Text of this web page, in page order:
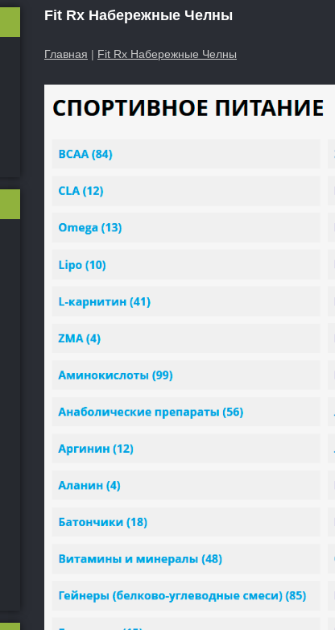
Fit Rx Набережные Челны
Главная | Fit Rx Набережные Челны